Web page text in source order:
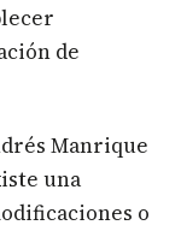
de
Manrique
una
o